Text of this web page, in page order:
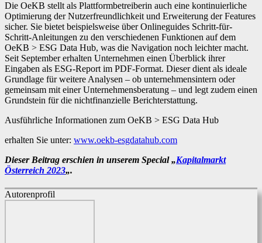
Die OeKB stellt als Plattformbetreiberin auch eine kontinuierliche
Optimierung der Nutzerfreundlichkeit und Erweiterung der Features
sicher. Sie bietet beispielsweise über Onlineguides Schritt-für-
Schritt-Anleitungen zu den verschiedenen Funktionen auf dem
OeKB > ESG Data Hub, was die Navigation noch leichter macht.
Seit September erhalten Unternehmen einen Überblick ihrer
Eingaben als ESG-Report im PDF-Format. Dieser dient als ideale
Grundlage für weitere Analysen – ob unternehmensintern oder
gemeinsam mit einer Unternehmensberatung – und legt zudem einen
Grundstein für die nichtfinanzielle Berichterstattung.
Ausführliche Informationen zum OeKB > ESG Data Hub
erhalten Sie unter: www.oekb-esgdatahub.com
Dieser Beitrag erschien in unserem Special „Kapitalmarkt
Österreich 2023„.
Autorenprofil